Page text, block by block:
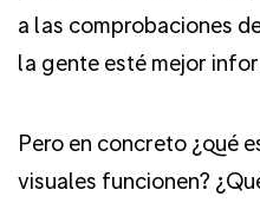
a las comprobaciones
la gente esté mejor
Pero en concreto ¿qué
visuales funcionen?